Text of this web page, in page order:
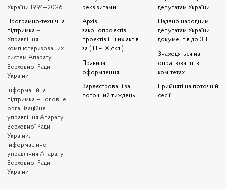
України 1994—2026
Програмно-технічна
підтримка —
Управління
комп'ютеризованих
систем Апарату
Верховної Ради
України
Iнформаційна
підтримка — Головне
організаційне
управління Апарату
Верховної Ради
України,
Інформаційне
управління Апарату
Верховної Ради
України
реквізитами
Архів
законопроєктів,
проєктів інших актів
за ( III – IX скл.)
Правила
оформлення
Зареєстровані за
поточний тиждень
депутатам України
Надано народним
депутатам України
документів до ЗП
Знаходяться на
опрацюванні в
комітетах
Прийняті на поточній
сесії